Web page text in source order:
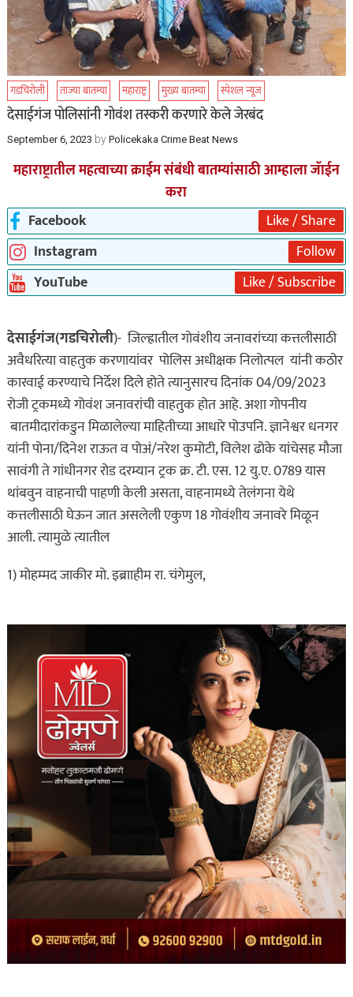
गडचिरोली ताज्या बातम्या महाराष्ट्र मुख्य बातम्या स्पेशल न्यूज
देसाईगंज पोलिसांनी गोवंश तस्करी करणारे केले जेरबंद
September 6, 2023 by Policekaka Crime Beat News
महाराष्ट्रातील महत्वाच्या क्राईम संबंधी बातम्यांसाठी आम्हाला जॅाईन
करा
Facebook
Like / Share
Instagram
Follow
YouTube
Like / Subscribe
देसाईगंज(गडचिरोली)- जिल्ह्रातील गोवंशीय जनावरांच्या कत्तलीसाठी
अवैधरित्या वाहतुक करणा­यांवर पोलिस अधीक्षक निलोत्पल यांनी कठोर
कारवाई करण्याचे निर्देश दिले होते त्यानुसारच दिनांक 04/09/2023
रोजी ट्रकमध्ये गोवंश जनावरांची वाहतुक होत आहे. अशा गोपनीय
बातमीदारांकडुन मिळालेल्या माहितीच्या आधारे पोउपनि. ज्ञानेश्वर धनगर
यांनी पोना/दिनेश राऊत व पोअं/नरेश कुमोटी, विलेश ढोके यांचेसह मौजा
सावंगी ते गांधीनगर रोड दरम्यान ट्रक क्र. टी. एस. 12 यु.ए. 0789 यास
थांबवुन वाहनाची पाहणी केली असता, वाहनामध्ये तेलंगना येथे
कत्तलीसाठी घेऊन जात असलेली एकुण 18 गोवंशीय जनावरे मिळून
आली. त्यामुळे त्यातील
1) मोहम्मद जाकीर मो. इब्रााहीम रा. चंगेमुल,